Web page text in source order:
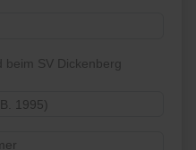
beim SV Dickenberg